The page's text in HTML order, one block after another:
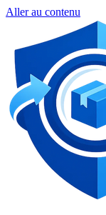
Aller au contenu